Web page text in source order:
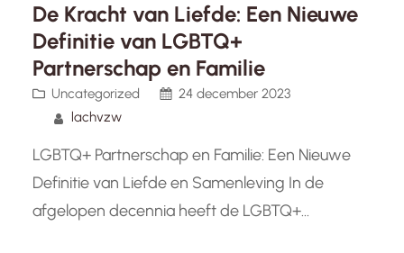
De Kracht van Liefde: Een Nieuwe
Definitie van LGBTQ+
Partnerschap en Familie
Uncategorized
24 december 2023
lachvzw
LGBTQ+ Partnerschap en Familie: Een Nieuwe
Definitie van Liefde en Samenleving In de
afgelopen decennia heeft de LGBTQ+